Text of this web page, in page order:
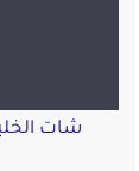
شات